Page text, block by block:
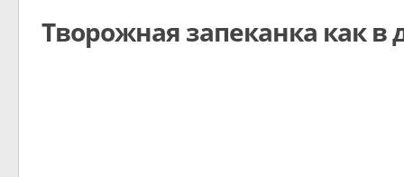
Творожная запеканка как в